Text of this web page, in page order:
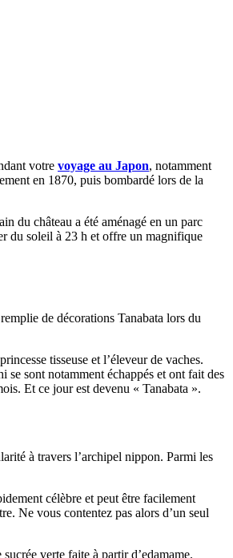
votre voyage au Japon, notamment
en 1870, puis bombardé lors de la
du château a été aménagé en un parc
du soleil à 23 h et offre un magnifique
de décorations Tanabata lors du
tisseuse et l’éleveur de vaches.
se sont notamment échappés et ont fait des
Et ce jour est devenu « Tanabata ».
à travers l’archipel nippon. Parmi les
célèbre et peut être facilement
Ne vous contentez pas alors d’un seul
verte faite à partir d’edamame.